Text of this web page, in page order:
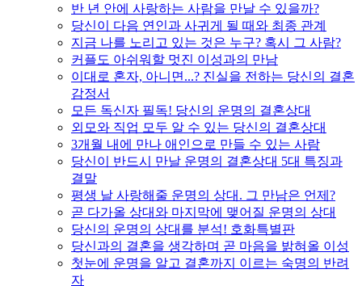
반 년 안에 사랑하는 사람을 만날 수 있을까?
당신이 다음 연인과 사귀게 될 때와 최종 관계
지금 나를 노리고 있는 것은 누구? 혹시 그 사람?
커플도 아쉬워할 멋진 이성과의 만남
이대로 혼자, 아니면...? 진실을 전하는 당신의 결혼
감정서
모든 독신자 필독! 당신의 운명의 결혼상대
외모와 직업 모두 알 수 있는 당신의 결혼상대
3개월 내에 만나 애인으로 만들 수 있는 사람
당신이 반드시 만날 운명의 결혼상대 5대 특징과
결말
평생 날 사랑해줄 운명의 상대. 그 만남은 언제?
곧 다가올 상대와 마지막에 맺어질 운명의 상대
당신의 운명의 상대를 분석! 호화특별판
당신과의 결혼을 생각하며 곧 마음을 밝혀올 이성
첫눈에 운명을 알고 결혼까지 이르는 숙명의 반려
자